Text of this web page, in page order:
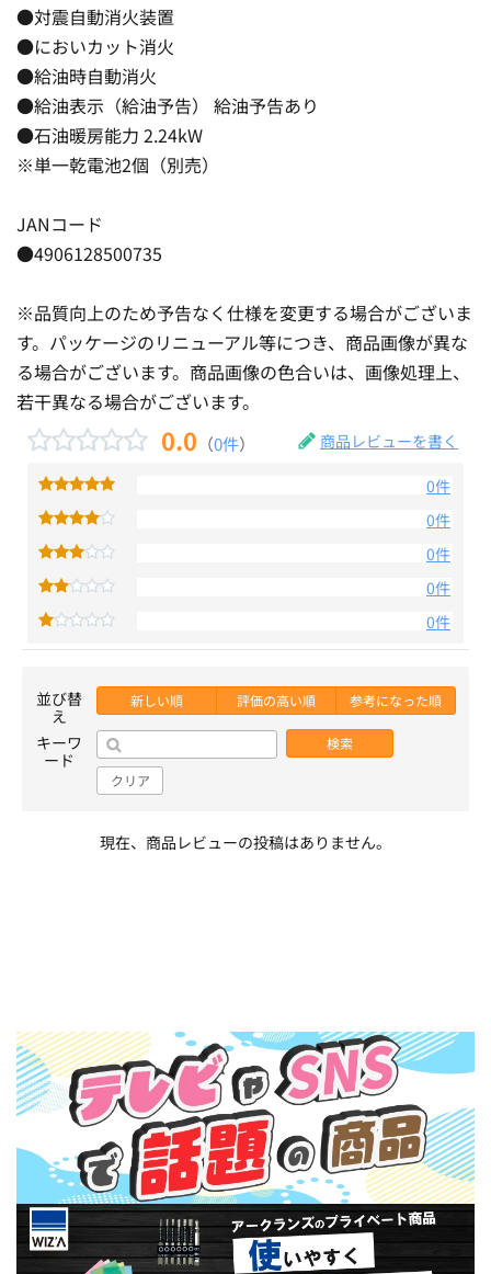
●対震自動消火装置
●においカット消火
●給油時自動消火
●給油表示（給油予告） 給油予告あり
●石油暖房能力 2.24kW
※単一乾電池2個（別売）
JANコード
●4906128500735
※品質向上のため予告なく仕様を変更する場合がございま
す。パッケージのリニューアル等につき、商品画像が異な
る場合がございます。商品画像の色合いは、画像処理上、
若干異なる場合がございます。
0.0 （0件） 商品レビューを書く
0件
0件
0件
0件
0件
並び替
え
新しい順 評価の高い順 参考になった順
キーワ
ード
検索
クリア
現在、商品レビューの投稿はありません。